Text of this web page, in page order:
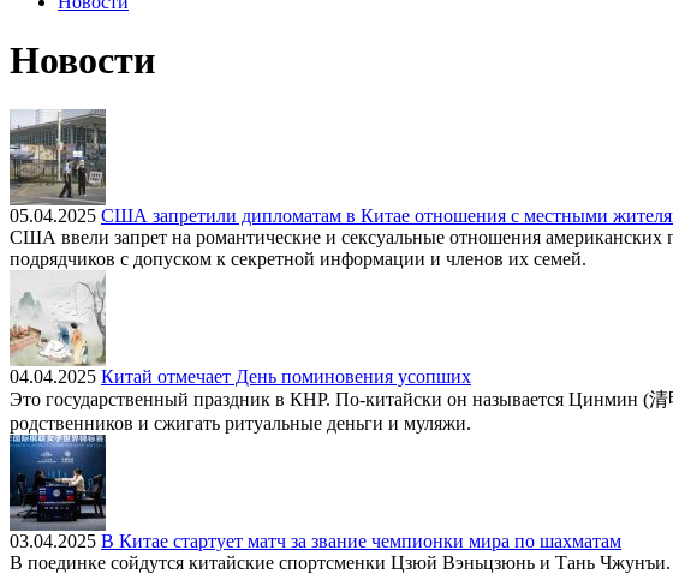
Новости
05.04.2025 США запретили дипломатам в Китае отношения с местными
США ввели запрет на романтические и сексуальные отношения американских
подрядчиков с допуском к секретной информации и членов их семей.
04.04.2025 Китай отмечает День поминовения усопших
Это государственный праздник в КНР. По-китайски он называется Цинмин (
родственников и сжигать ритуальные деньги и муляжи.
03.04.2025 В Китае стартует матч за звание чемпионки мира по шахматам
В поединке сойдутся китайские спортсменки Цзюй Вэньцзюнь и Тань Чжунъи.